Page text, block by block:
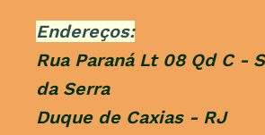
Endereços:
Rua Paraná Lt 08 Qd C -
da Serra
Duque de Caxias - RJ